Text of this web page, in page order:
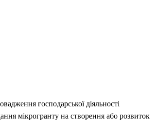
господарської діяльності
мікрогранту на створення або розвиток